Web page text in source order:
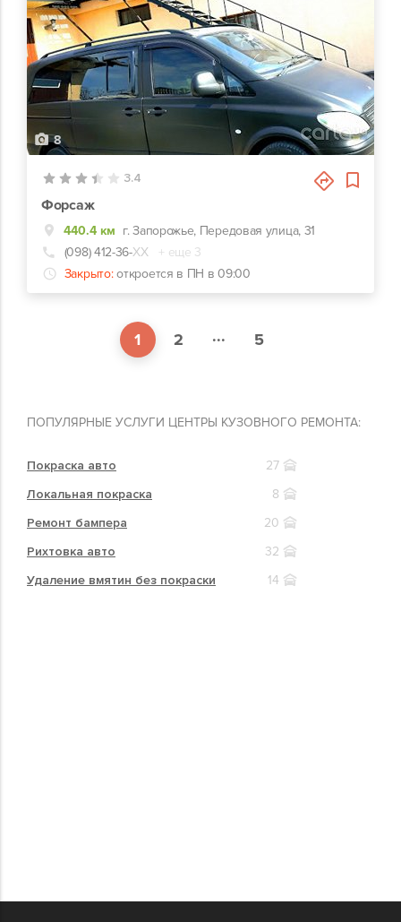
8
3.4
Форсаж
440.4 км г. Запорожье, Передовая улица, 31
(098) 412-36-ХХ
+ еще 3
Закрыто: откроется в ПН в 09:00
1 2 ... 5
ПОПУЛЯРНЫЕ УСЛУГИ ЦЕНТРЫ КУЗОВНОГО РЕМОНТА:
Покраска авто
27
Локальная покраска
8
Ремонт бампера
20
Рихтовка авто
32
Удаление вмятин без покраски
14